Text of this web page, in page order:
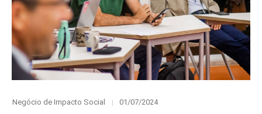
Category
Negócio de Impacto Social
Posted
01/07/2024